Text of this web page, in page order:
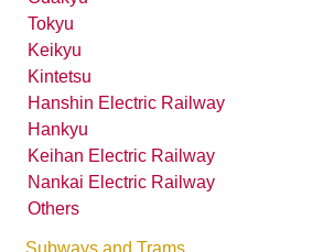
Tokyu
Keikyu
Kintetsu
Hanshin Electric Railway
Hankyu
Keihan Electric Railway
Nankai Electric Railway
Others